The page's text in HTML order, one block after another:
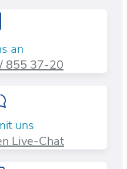
an
855 37-20​
uns
Live-Chat